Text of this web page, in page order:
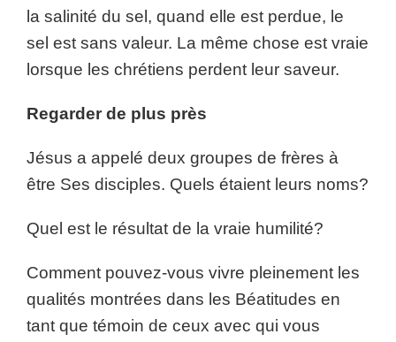
la salinité du sel, quand elle est perdue, le
sel est sans valeur. La même chose est vraie
lorsque les chrétiens perdent leur saveur.
Regarder de plus près
Jésus a appelé deux groupes de frères à
être Ses disciples. Quels étaient leurs noms?
Quel est le résultat de la vraie humilité?
Comment pouvez-vous vivre pleinement les
qualités montrées dans les Béatitudes en
tant que témoin de ceux avec qui vous